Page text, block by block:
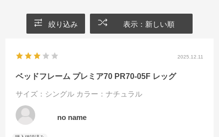
絞り込み 表示：新しい順
2025.12.11
ベッドフレーム プレミア70 PR70-05F レッグ
サイズ：シングル カラー：ナチュラル
no name